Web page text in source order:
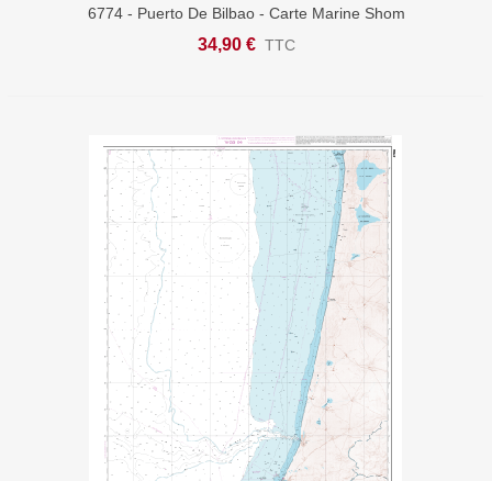
6774 - Puerto De Bilbao - Carte Marine Shom
34,90 € TTC